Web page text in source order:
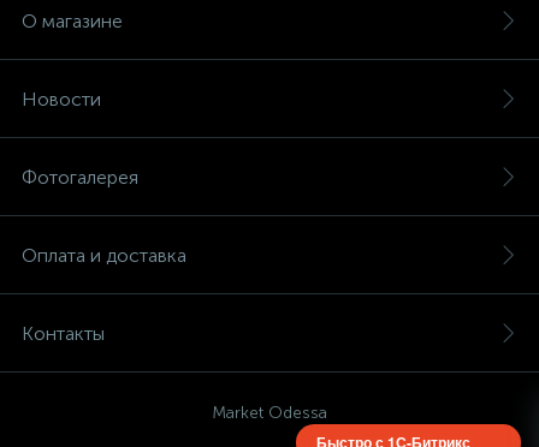
О магазине
Новости
Фотогалерея
Оплата и доставка
Контакты
Market Odessa
Быстро с 1С-Битрикс